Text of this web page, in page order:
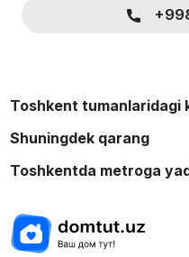
Toshkent tumanlaridagi
Shuningdek qarang
Toshkentda metroga